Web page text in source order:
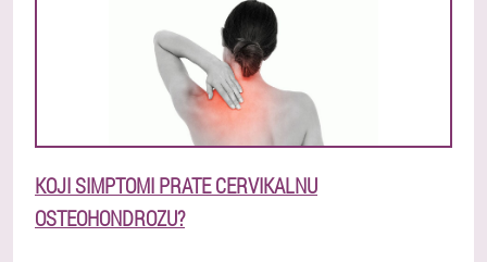
KOJI SIMPTOMI PRATE CERVIKALNU
OSTEOHONDROZU?